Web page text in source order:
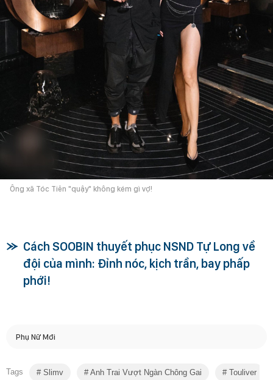
Ông xã Tóc Tiên "quậy" không kém gì vợ!
Cách SOOBIN thuyết phục NSND Tự Long về
đội của mình: Đỉnh nóc, kịch trần, bay phấp
phới!
Phụ Nữ Mới
Tags Slimv Anh Trai Vượt Ngàn Chông Gai Touliver